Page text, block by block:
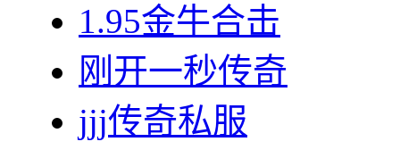
1.95金牛合击
刚开一秒传奇
jjj传奇私服